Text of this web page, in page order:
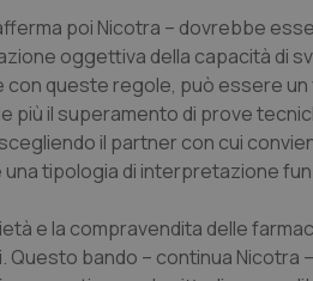
poi Nicotra – dovrebbe
oggettiva della capacità di
queste regole, può essere
il superamento di prove
il partner con cui
tipologia di interpretazione
e la compravendita delle
Questo bando – continua